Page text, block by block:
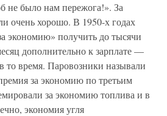
не было нам пережога!». За
очень хорошо. В 1950-х годах
экономию» получить до тысячи
дополнительно к зарплате —
то время. Паровозники называли
за экономию по третьим
за экономию топлива и в
экономия угля